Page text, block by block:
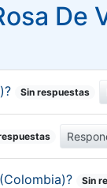
De
Sin respuestas
Sin